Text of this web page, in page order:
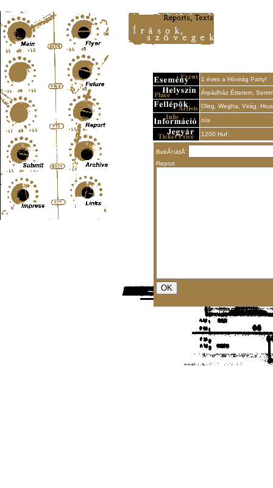
1 éves a Hóvirág Party!
Árpádház Étterem,
Oleg, Wegha, Virág,
n/a
1200 Huf
BekÃ¼ldÅ‘
Report